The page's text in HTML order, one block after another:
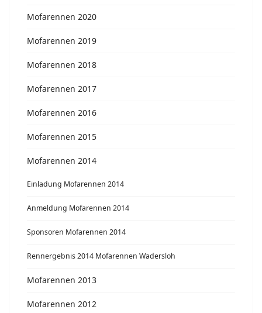
Mofarennen 2020
Mofarennen 2019
Mofarennen 2018
Mofarennen 2017
Mofarennen 2016
Mofarennen 2015
Mofarennen 2014
Einladung Mofarennen 2014
Anmeldung Mofarennen 2014
Sponsoren Mofarennen 2014
Rennergebnis 2014 Mofarennen Wadersloh
Mofarennen 2013
Mofarennen 2012